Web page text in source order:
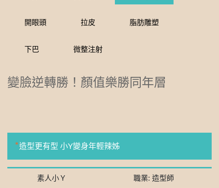
開眼頭 拉皮 脂肪雕塑
下巴 微整注射
變臉逆轉勝！顏值樂勝同年層
*造型更有型 小Y變身年輕辣姊
素人小Ｙ 職業: 造型師